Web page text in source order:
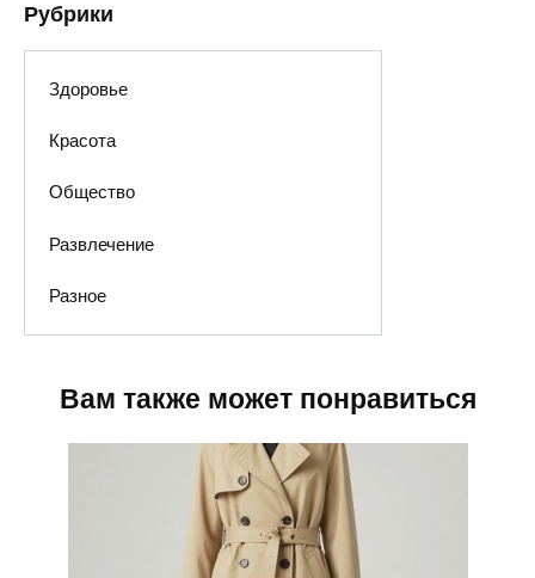
Рубрики
Здоровье
Красота
Общество
Развлечение
Разное
Вам также может понравиться